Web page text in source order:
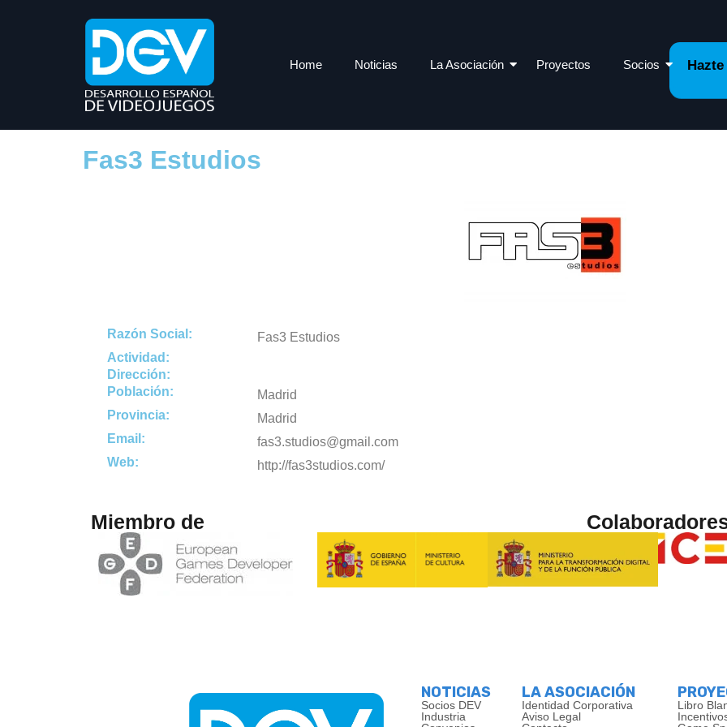
Home Noticias La Asociación Proyectos Socios
Fas3 Estudios
Razón Social:
Fas3 Estudios
Actividad:
Dirección:
Población:
Madrid
Provincia:
Madrid
Email:
fas3.studios@gmail.com
Web:
http://fas3studios.com/
Miembro de
NOTICIAS
Socios DEV
Industria
LA ASOCIACIÓN
Identidad Corporativa
Aviso Legal
Libro